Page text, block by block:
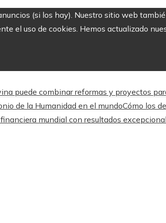
(si los hay). Nuestro sitio web
el uso de cookies. Hemos actualizado
puede combinar reformas y proyectos
de la Humanidad en el mundoCómo los
mundial con resultados